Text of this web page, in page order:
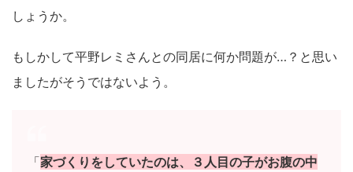
しょうか。
もしかして平野レミさんとの同居に何か問題が…？と思い
ましたがそうではないよう。
「家づくりをしていたのは、３人目の子がお腹の中